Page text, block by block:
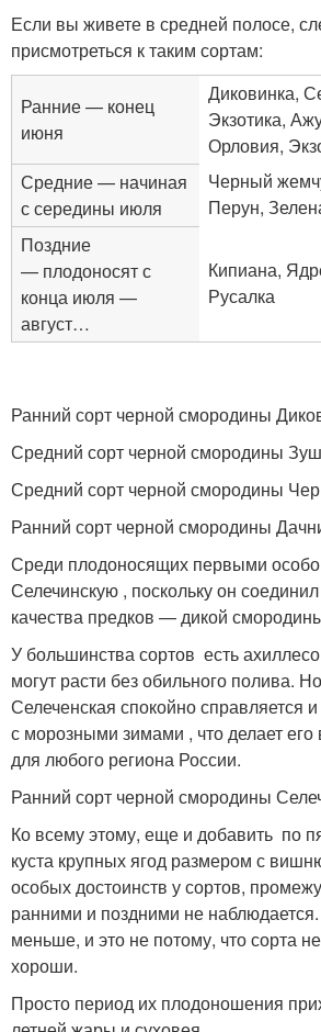
Если вы живете в средней полосе,
присмотреться к таким сортам:
Ранние — конец
июня
Диковинка,
Экзотика,
Орловия,
Средние — начиная
с середины июля
Черный
Перун,
Поздние
— плодоносят с
конца июля —
август…
Кипиана,
Русалка
Ранний сорт черной смородины
Средний сорт черной смородины
Средний сорт черной смородины
Ранний сорт черной смородины
Среди плодоносящих первыми особо
Селечинскую , поскольку он
качества предков — дикой
У большинства сортов есть
могут расти без обильного полива. Но
Селеченская спокойно справляется
с морозными зимами , что делает
для любого региона России.
Ранний сорт черной смородины
Ко всему этому, еще и добавить по
куста крупных ягод размером с
особых достоинств у сортов,
ранними и поздними не
меньше, и это не потому, что сорта
хороши.
Просто период их плодоношения